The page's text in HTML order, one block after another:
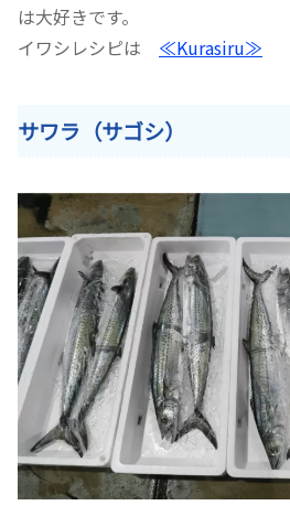
は大好きです。
イワシレシピは ≪Kurasiru≫
サワラ（サゴシ）